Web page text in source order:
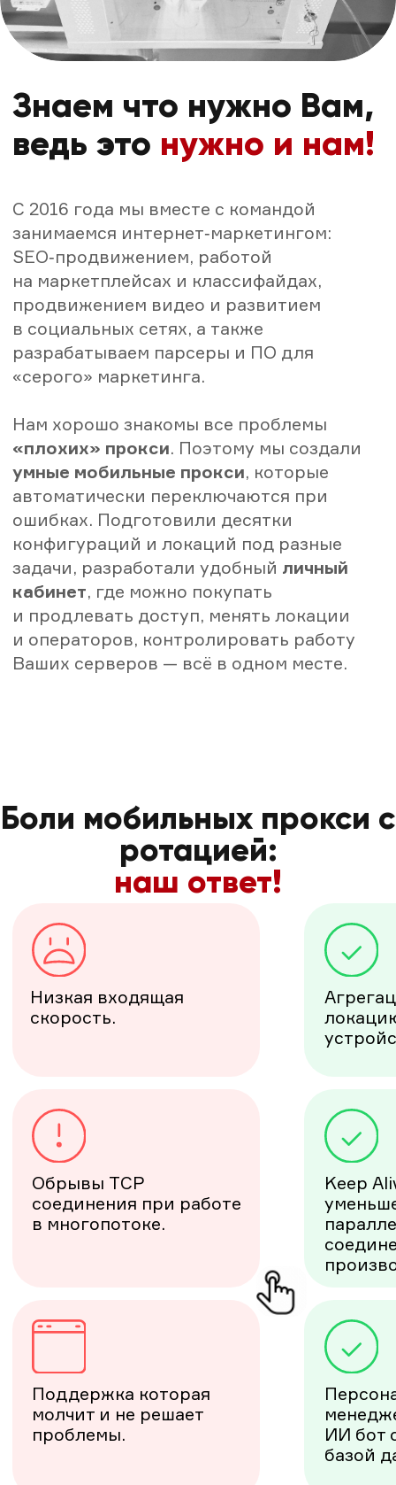
Боли мобильных прокси с
наш ответ!
Низкая входящая
скорость.
Агрегация частот + на
локацию лимит по
устройствам.
Обрывы TCP
соединения при работе
Keep Alive для
производительности.
Поддержка которая
молчит и не решает
проблемы.
менеджер, а также
ИИ бот с обширной
базой данных.
Прокси постоянно
не работают и нужно
Алгоритм Страж -
локации из личного
кабинета.
ограничений из-за
угроз.
Нет готовых
конфигураций под
Вашу задачу.
Вместе с клиентами
сформировали
конфигурации под
любую задачу и софт.
отслеживания и
продления прокси.
До поддержки и так не
реальных кейсах ИИ
бот который отвечает